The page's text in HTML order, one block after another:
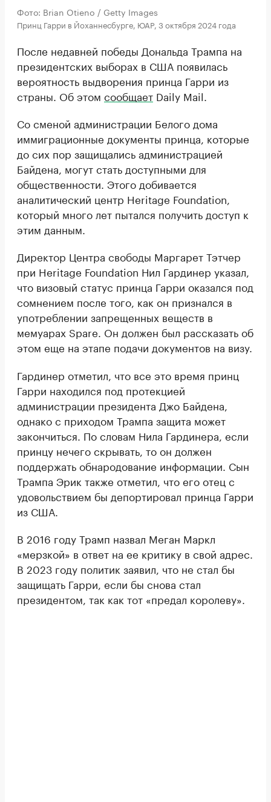
Фото: Brian Otieno / Getty Images
Принц Гарри в Йоханнесбурге, ЮАР, 3 октября 2024 года
После недавней победы Дональда Трампа на
президентских выборах в США появилась
вероятность выдворения принца Гарри из
страны. Об этом сообщает Daily Mail.
Со сменой администрации Белого дома
иммиграционные документы принца, которые
до сих пор защищались администрацией
Байдена, могут стать доступными для
общественности. Этого добивается
аналитический центр Heritage Foundation,
который много лет пытался получить доступ к
этим данным.
Директор Центра свободы Маргарет Тэтчер
при Heritage Foundation Нил Гардинер указал,
что визовый статус принца Гарри оказался под
сомнением после того, как он признался в
употреблении запрещенных веществ в
мемуарах Spare. Он должен был рассказать об
этом еще на этапе подачи документов на визу.
Гардинер отметил, что все это время принц
Гарри находился под протекцией
администрации президента Джо Байдена,
однако с приходом Трампа защита может
закончиться. По словам Нила Гардинера, если
принцу нечего скрывать, то он должен
поддержать обнародование информации. Сын
Трампа Эрик также отметил, что его отец с
удовольствием бы депортировал принца Гарри
из США.
В 2016 году Трамп назвал Меган Маркл
«мерзкой» в ответ на ее критику в свой адрес.
В 2023 году политик заявил, что не стал бы
защищать Гарри, если бы снова стал
президентом, так как тот «предал королеву».